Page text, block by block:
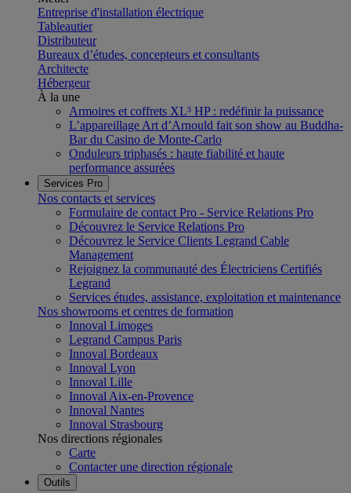
Entreprise d'installation électrique
Tableautier
Distributeur
Bureaux d’études, concepteurs et consultants
Architecte
Hébergeur
À la une
Armoires et coffrets XL³ HP : redéfinir la puissance
L’appareillage Art d’Arnould fait son show au Buddha-
Bar du Casino de Monte-Carlo
Onduleurs triphasés : haute fiabilité et haute
performance assurées
Services Pro
Nos contacts et services
Formulaire de contact Pro - Service Relations Pro
Découvrez le Service Relations Pro
Découvrez le Service Clients Legrand Cable
Management
Rejoignez la communauté des Électriciens Certifiés
Legrand
Services études, assistance, exploitation et maintenance
Nos showrooms et centres de formation
Innoval Limoges
Legrand Campus Paris
Innoval Bordeaux
Innoval Lyon
Innoval Lille
Innoval Aix-en-Provence
Innoval Nantes
Innoval Strasbourg
Nos directions régionales
Carte
Contacter une direction régionale
Outils